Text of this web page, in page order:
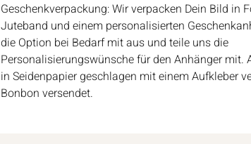
Geschenkverpackung: Wir verpacken Dein Bild in
Juteband und einem personalisierten
die Option bei Bedarf mit aus und teile uns die
Personalisierungswünsche für den Anhänger mit.
in Seidenpapier geschlagen mit einem Aufkleber
Bonbon versendet.